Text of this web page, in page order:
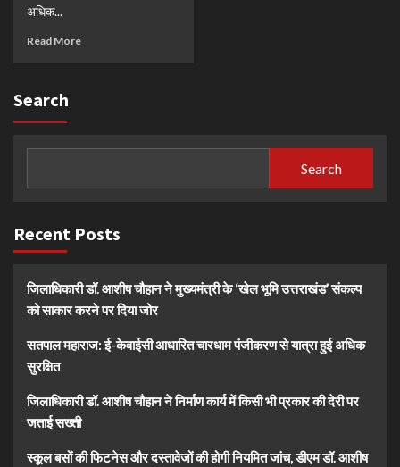
अधिक...
Read More
Search
Search
Recent Posts
जिलाधिकारी डॉ. आशीष चौहान ने मुख्यमंत्री के ‘खेल भूमि उत्तराखंड’ संकल्प
को साकार करने पर दिया जोर
सतपाल महाराज: ई-केवाईसी आधारित चारधाम पंजीकरण से यात्रा हुई अधिक
सुरक्षित
जिलाधिकारी डॉ. आशीष चौहान ने निर्माण कार्य में किसी भी प्रकार की देरी पर
जताई सख्ती
स्कूल बसों की फिटनेस और दस्तावेजों की होगी नियमित जांच, डीएम डॉ. आशीष